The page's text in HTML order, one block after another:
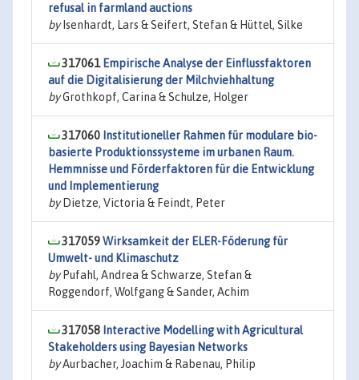
refusal in farmland auctions
byIsenhardt, Lars & Seifert, Stefan & Hüttel, Silke
317061 Empirische Analyse der Einflussfaktoren
auf die Digitalisierung der Milchviehhaltung
byGrothkopf, Carina & Schulze, Holger
317060 Institutioneller Rahmen für modulare bio-
basierte Produktionssysteme im urbanen Raum.
Hemmnisse und Förderfaktoren für die Entwicklung
und Implementierung
byDietze, Victoria & Feindt, Peter
317059Wirksamkeit der ELER-Föderung für
Umwelt- und Klimaschutz
byPufahl, Andrea & Schwarze, Stefan &
Roggendorf, Wolfgang & Sander, Achim
317058 Interactive Modelling with Agricultural
Stakeholders using Bayesian Networks
byAurbacher, Joachim & Rabenau, Philip